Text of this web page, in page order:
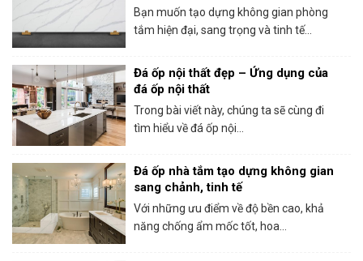
Bạn muốn tạo dựng không gian phòng
tắm hiện đại, sang trọng và tinh tế...
Đá ốp nội thất đẹp – Ứng dụng của
đá ốp nội thất
Trong bài viết này, chúng ta sẽ cùng đi
tìm hiểu về đá ốp nội...
Đá ốp nhà tắm tạo dựng không gian
sang chảnh, tinh tế
Với những ưu điểm về độ bền cao, khả
năng chống ẩm mốc tốt, hoa...